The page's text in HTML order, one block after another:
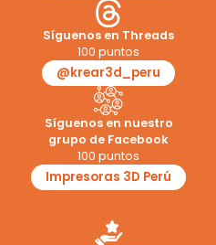
Síguenos en Threads
100 puntos
@krear3d_peru
Síguenos en nuestro
grupo de Facebook
100 puntos
Impresoras 3D Perú